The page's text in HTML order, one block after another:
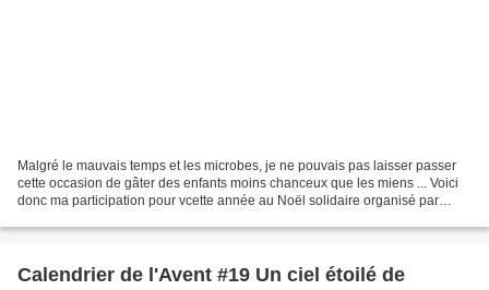
Malgré le mauvais temps et les microbes, je ne pouvais pas laisser passer
cette occasion de gâter des enfants moins chanceux que les miens ... Voici
donc ma participation pour vcette année au Noël solidaire organisé par
Calendrier de l'Avent #19 Un ciel étoilé de